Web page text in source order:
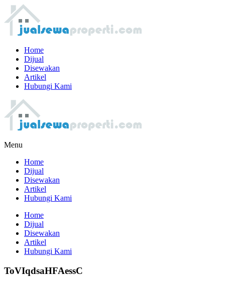
Home
Dijual
Disewakan
Artikel
Hubungi Kami
Menu
Home
Dijual
Disewakan
Artikel
Hubungi Kami
Home
Dijual
Disewakan
Artikel
Hubungi Kami
ToVIqdsaHFAessC